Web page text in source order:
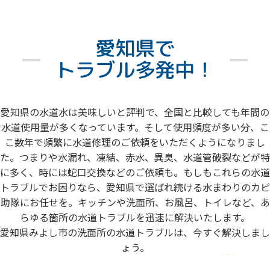
愛知県で
トラブル多発中！
愛知県の水道水は美味しいと評判で、全国と比較しても年間の
水道使用量が多くなっています。そして使用頻度が多い分、こ
こ数年で頻繁に水道修理のご依頼をいただくようになりまし
た。つまりや水漏れ、凍結、赤水、異臭、水道管破裂などが特
に多く、時には蛇口交換などのご依頼も。もしもこれらの水道
トラブルでお困りなら、愛知県で選ばれ続ける水まわりのカピ
助隊にお任せを。キッチンや洗面所、お風呂、トイレなど、あ
らゆる箇所の水道トラブルを迅速に解決いたします。
愛知県みよし市の洗面所の水道トラブルは、今すぐ解決しまし
ょう。